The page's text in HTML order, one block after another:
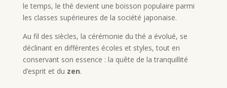
le temps, le thé devient une boisson populaire parmi
les classes supérieures de la société japonaise.
Au fil des siècles, la cérémonie du thé a évolué, se
déclinant en différentes écoles et styles, tout en
conservant son essence : la quête de la tranquillité
d’esprit et du zen.